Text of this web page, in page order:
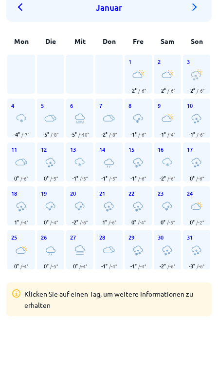
Januar
Mon Die Mit Don Fre Sam Son
1
-2° /-6°
2
-2° /-6°
3
-2° /-6°
4
-4° /-7°
5
-5° /-8°
6
-5° /-10°
7
-2° /-8°
8
-1° /-6°
9
-1° /-4°
10
-1° /-6°
11
0° /-6°
12
0° /-5°
13
-1° /-5°
14
-1° /-5°
15
-1° /-6°
16
-2° /-6°
17
0° /-6°
18
1° /-4°
19
0° /-4°
20
-2° /-6°
21
1° /-6°
22
0° /-4°
23
0° /-5°
24
0° /-2°
25
0° /-4°
26
0° /-5°
27
0° /-4°
28
-1° /-4°
29
-1° /-4°
30
-2° /-6°
31
-3° /-6°
Klicken Sie auf einen Tag, um weitere Informationen zu
erhalten